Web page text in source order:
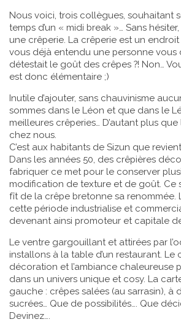
Nous voici, trois collègues, souhaitant
temps d’un « midi break »… Sans
une crêperie. La crêperie est un
vous déjà entendu une personne vous
détestait le goût des crêpes ?! Non…
est donc élémentaire ;)
Inutile d’ajouter, sans chauvinisme
sommes dans le Léon et que dans le
meilleures crêperies… D’autant plus
chez nous.
C’est aux habitants de Sizun que
Dans les années 50, des crêpières
fabriquer ce met pour le conserver
modification de texture et de goût. Ce
fît de la crêpe bretonne sa renommée.
cette période industrialise et
devenant ainsi promoteur et capitale
Le ventre gargouillant et attirées par
installons à la table d’un restaurant. Le
décoration et l’ambiance chaleureuse
dans un univers unique et cosy. La
gauche : crêpes salées (au sarrasin), à
sucrées… Que de possibilités…. Que
Devinez….